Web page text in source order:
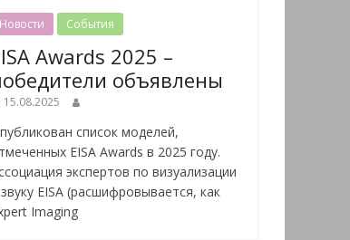
Новости События
Awards 2025 –
объявлены
15.08.2025
список моделей,
EISA Awards в 2025 году.
экспертов по визуализации
EISA (расшифровывается, как
Imaging